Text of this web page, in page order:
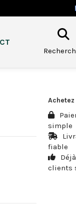
simple
fiable
clients